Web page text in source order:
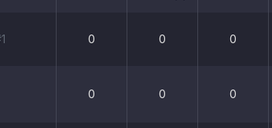
0 0 0
0 0 0